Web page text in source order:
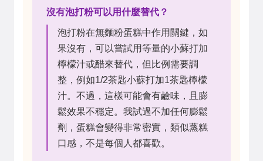
沒有泡打粉可以用什麼替代？
泡打粉在無麵粉蛋糕中作用關鍵，如
果沒有，可以嘗試用等量的小蘇打加
檸檬汁或醋來替代，但比例需要調
整，例如1/2茶匙小蘇打加1茶匙檸檬
汁。不過，這樣可能會有鹼味，且膨
鬆效果不穩定。我試過不加任何膨鬆
劑，蛋糕會變得非常密實，類似蒸糕
口感，不是每個人都喜歡。